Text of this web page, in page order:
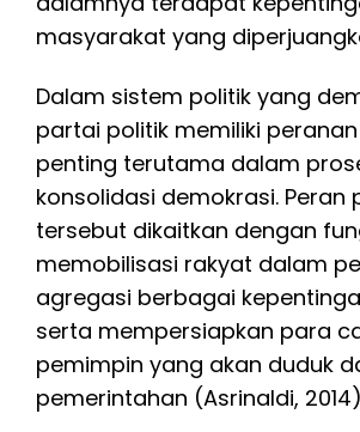
masyarakat yang
Dalam sistem politik yang
partai politik memiliki
penting terutama dalam
konsolidasi demokrasi. Peran
tersebut dikaitkan dengan
memobilisasi rakyat dalam
agregasi berbagai
serta mempersiapkan para
pemimpin yang akan duduk
pemerintahan (Asrinaldi,